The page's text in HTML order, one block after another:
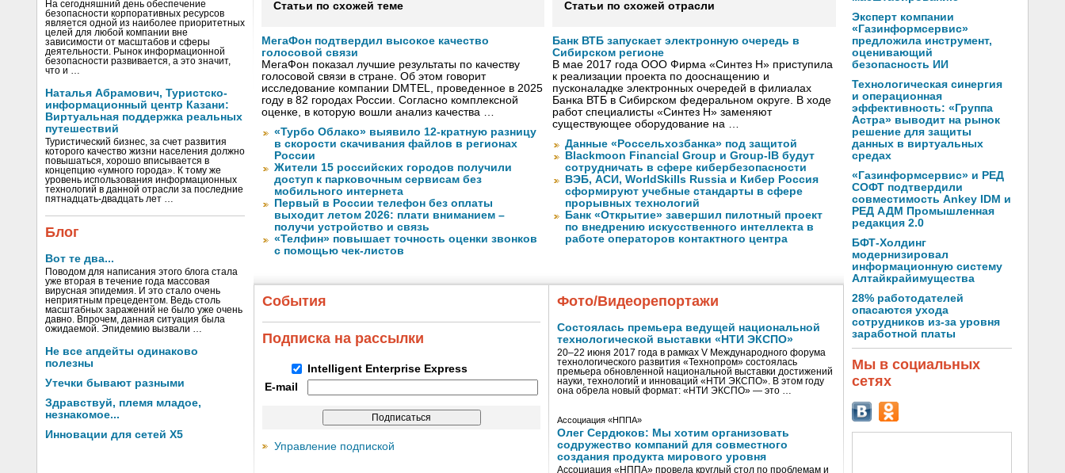
На сегодняшний день обеспечение
безопасности корпоративных ресурсов
является одной из наиболее приоритетных
целей для любой компании вне
зависимости от масштабов и сферы
деятельности. Рынок информационной
безопасности развивается, а это значит,
что и …
Наталья Абрамович, Туристско-
информационный центр Казани:
Виртуальная поддержка реальных
путешествий
Туристический бизнес, за счет развития
которого качество жизни населения должно
повышаться, хорошо вписывается в
концепцию «умного города». К тому же
уровень использования информационных
технологий в данной отрасли за последние
пятнадцать-двадцать лет …
Блог
Вот те два...
Поводом для написания этого блога стала
уже вторая в течение года массовая
вирусная эпидемия. И это стало очень
неприятным прецедентом. Ведь столь
масштабных заражений не было уже очень
давно. Впрочем, данная ситуация была
ожидаемой. Эпидемию вызвали …
Не все апдейты одинаково
полезны
Утечки бывают разными
Здравствуй, племя младое,
незнакомое...
Инновации для сетей X5
Статьи по схожей теме
МегаФон подтвердил высокое качество
голосовой связи
МегаФон показал лучшие результаты по качеству
голосовой связи в стране. Об этом говорит
исследование компании DMTEL, проведенное в 2025
году в 82 городах России. Согласно комплексной
оценке, в которую вошли анализ качества …
«Турбо Облако» выявило 12-кратную разницу
в скорости скачивания файлов в регионах
России
Жители 15 российских городов получили
доступ к парковочным сервисам без
мобильного интернета
Первый в России телефон без оплаты
выходит летом 2026: плати вниманием –
получи устройство и связь
«Телфин» повышает точность оценки звонков
с помощью чек-листов
Статьи по схожей отрасли
Банк ВТБ запускает электронную очередь в
Сибирском регионе
В мае 2017 года ООО Фирма «Синтез Н» приступила
к реализации проекта по дооснащению и
пусконаладке электронных очередей в филиалах
Банка ВТБ в Сибирском федеральном округе. В ходе
работ специалисты «Синтез Н» заменяют
существующее оборудование на …
Данные «Россельхозбанка» под защитой
Blackmoon Financial Group и Group-IB будут
сотрудничать в сфере кибербезопасности
ВЭБ, АСИ, WorldSkills Russia и Кибер Россия
сформируют учебные стандарты в сфере
прорывных технологий
Банк «Открытие» завершил пилотный проект
по внедрению искусственного интеллекта в
работе операторов контактного центра
События
Подписка на рассылки
Intelligent Enterprise Express
E-mail
Управление подпиской
Фото/Видеорепортажи
Состоялась премьера ведущей национальной
технологической выставки «НТИ ЭКСПО»
20–22 июня 2017 года в рамках V Международного форума
технологического развития «Технопром» состоялась
премьера обновленной национальной выставки достижений
науки, технологий и инноваций «НТИ ЭКСПО». В этом году
она обрела новый формат: «НТИ ЭКСПО» — это …
Ассоциация «НППА»
Олег Сердюков: Мы хотим организовать
содружество компаний для совместного
создания продукта мирового уровня
Ассоциация «НППА» провела круглый стол по проблемам и
Эксперт компании
«Газинформсервис»
предложила инструмент,
оценивающий
безопасность ИИ
Технологическая синергия
и операционная
эффективность: «Группа
Астра» выводит на рынок
решение для защиты
данных в виртуальных
средах
«Газинформсервис» и РЕД
СОФТ подтвердили
совместимость Ankey IDM и
РЕД АДМ Промышленная
редакция 2.0
БФТ-Холдинг
модернизировал
информационную систему
Алтайкрайимущества
28% работодателей
опасаются ухода
сотрудников из-за уровня
заработной платы
Мы в социальных
сетях